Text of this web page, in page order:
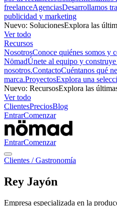
freelanceAgenciasDesarrollamos
publicidad y marketing
Nuevo: SolucionesExplora las
Ver todo
Recursos
NosotrosConoce quiénes somos y
NömadÚnete al equipo y
nosotros.ContactoCuéntanos qué
marca.ProyectosExplora una
Nuevo: RecursosExplora las
Ver todo
ClientesPreciosBlog
EntrarComenzar
EntrarComenzar
Clientes /Gastronomía
Rey Jayón
Empresa especializada en la